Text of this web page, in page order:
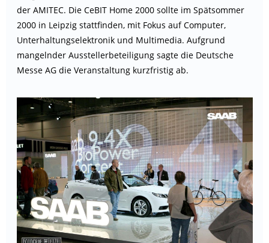
der AMITEC. Die CeBIT Home 2000 sollte im Spätsommer
2000 in Leipzig stattfinden, mit Fokus auf Computer,
Unterhaltungselektronik und Multimedia. Aufgrund
mangelnder Ausstellerbeteiligung sagte die Deutsche
Messe AG die Veranstaltung kurzfristig ab.